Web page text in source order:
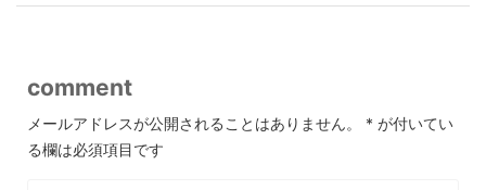
comment
メールアドレスが公開されることはありません。 * が付いてい
る欄は必須項目です